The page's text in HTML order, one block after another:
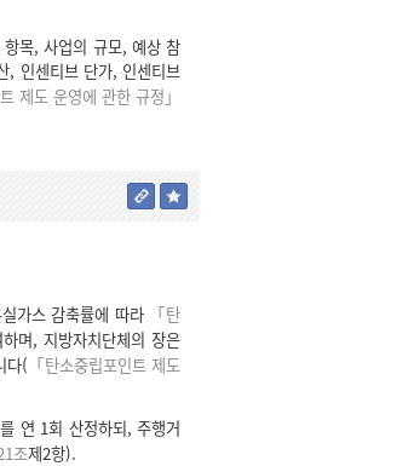
목, 사업의 규모, 예상 참
, 인센티브 단가, 인센티브
제도 운영에 관한 규정」
가스 감축률에 따라
「탄
며, 지방자치단체의 장은
다( 「탄소중립포인트 제도
연 1회 산정하되, 주행거
조제2항).